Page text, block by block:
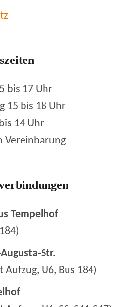
bis 17 Uhr
15 bis 18 Uhr
14 Uhr
Vereinbarung
Tempelhof
Str.
Aufzug, U6, Bus 184)